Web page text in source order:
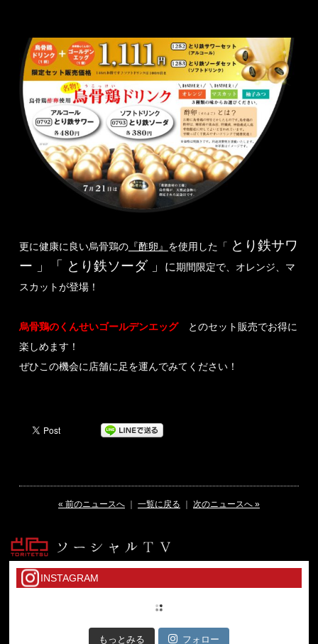
更に健康に良い烏骨鶏の『酢卵』 を使用した「 とり鉄サワ
ー 」「 とり鉄ソーダ 」 に期間限定で、オレンジ、マ
スカットが登場！
烏骨鶏のくんせいゴールデンエッグ
とのセット販売でお得に
楽しめます！
ぜひこの機会に店舗に足を運んでみてください！
« 前のニュースへ ｜ 一覧に戻る ｜ 次のニュースへ »
INSTAGRAM
もっとみる フォロー